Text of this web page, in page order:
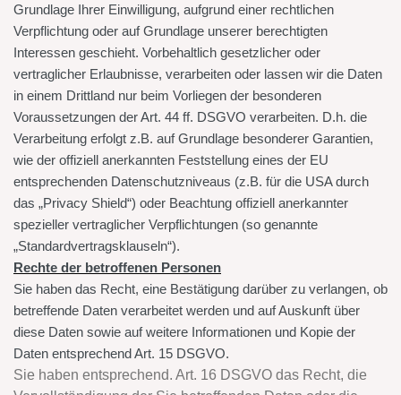
Grundlage Ihrer Einwilligung, aufgrund einer rechtlichen
Verpflichtung oder auf Grundlage unserer berechtigten
Interessen geschieht. Vorbehaltlich gesetzlicher oder
vertraglicher Erlaubnisse, verarbeiten oder lassen wir die Daten
in einem Drittland nur beim Vorliegen der besonderen
Voraussetzungen der Art. 44 ff. DSGVO verarbeiten. D.h. die
Verarbeitung erfolgt z.B. auf Grundlage besonderer Garantien,
wie der offiziell anerkannten Feststellung eines der EU
entsprechenden Datenschutzniveaus (z.B. für die USA durch
das „Privacy Shield“) oder Beachtung offiziell anerkannter
spezieller vertraglicher Verpflichtungen (so genannte
„Standardvertragsklauseln“).
Rechte der betroffenen Personen
Sie haben das Recht, eine Bestätigung darüber zu verlangen, ob
betreffende Daten verarbeitet werden und auf Auskunft über
diese Daten sowie auf weitere Informationen und Kopie der
Daten entsprechend Art. 15 DSGVO.
Sie haben entsprechend. Art. 16 DSGVO das Recht, die